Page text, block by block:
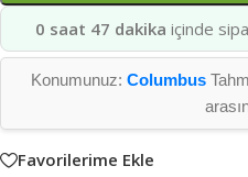
0 saat 47 dakika içinde
Konumunuz: Columbus
Favorilerime Ekle